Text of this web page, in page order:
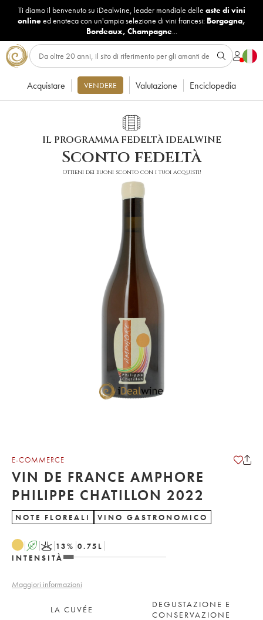
Ti diamo il benvenuto su iDealwine, leader mondiale delle aste di vini
onlineed enoteca con un'ampia selezione di vini francesi: Borgogna,
Bordeaux, Champagne...
Acquistare VENDERE Valutazione Enciclopedia
IL PROGRAMMA FEDELTÀ IDEALWINE
Sconto fedeltà
Ottieni dei buoni sconto con i tuoi acquisti!
E-COMMERCE
VIN DE FRANCE AMPHORE
PHILIPPE CHATILLON 2022
NOTE FLOREALI VINO GASTRONOMICO
A K 13% 0.75 L
INTENSITÀ
Maggiori informazioni
LA CUVÉE
DEGUSTAZIONE E
CONSERVAZIONE